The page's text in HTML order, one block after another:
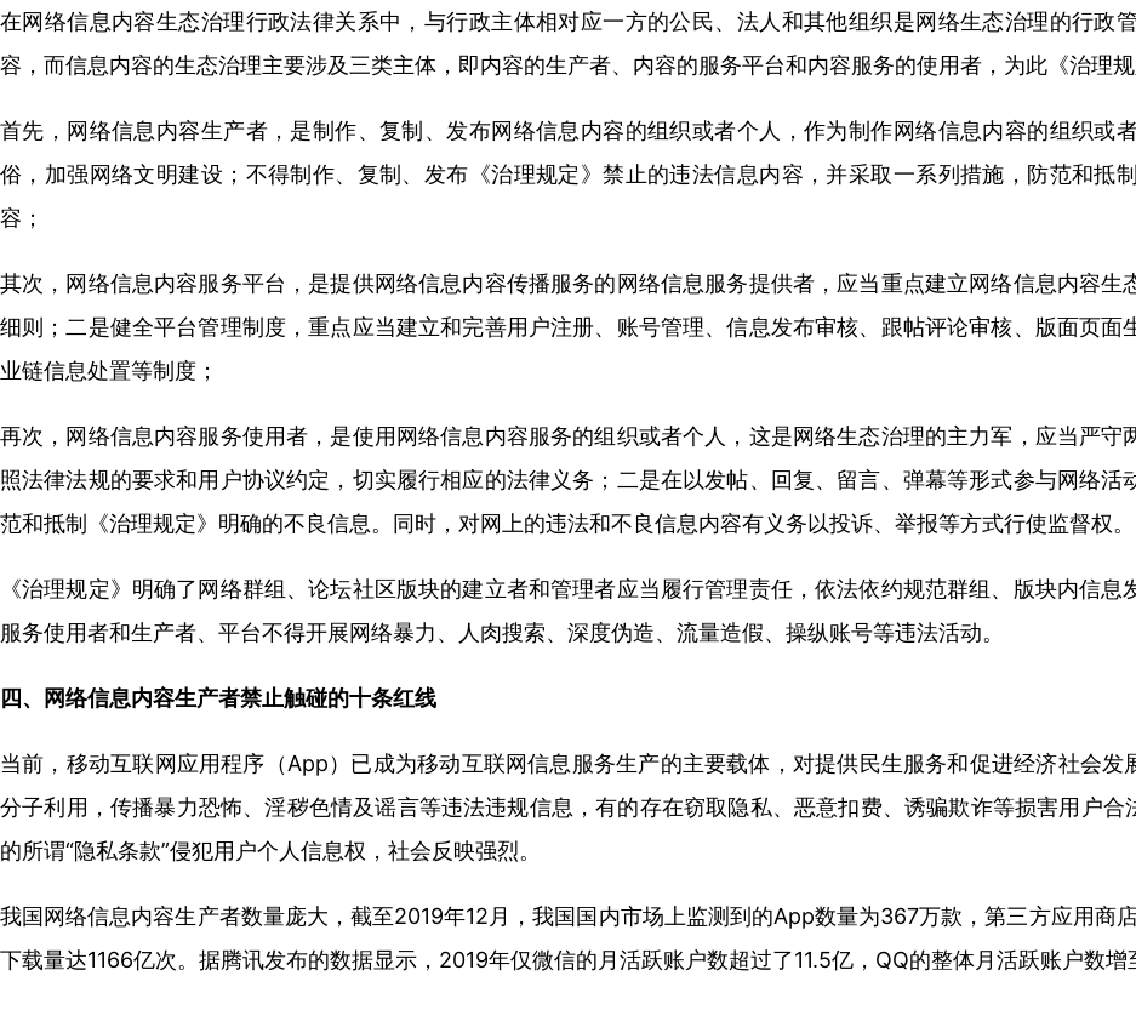
在网络信息内容生态治理行政法律关系中，与行政主体相对应一方的公民、法人和其他组织是网络生态治理的行政
容，而信息内容的生态治理主要涉及三类主体，即内容的生产者、内容的服务平台和内容服务的使用者，为此《治理
首先，网络信息内容生产者，是制作、复制、发布网络信息内容的组织或者个人，作为制作网络信息内容的组织或
俗，加强网络文明建设；不得制作、复制、发布《治理规定》禁止的违法信息内容，并采取一系列措施，防范和抵
容；
其次，网络信息内容服务平台，是提供网络信息内容传播服务的网络信息服务提供者，应当重点建立网络信息内容
细则；二是健全平台管理制度，重点应当建立和完善用户注册、账号管理、信息发布审核、跟帖评论审核、版面页
业链信息处置等制度；
再次，网络信息内容服务使用者，是使用网络信息内容服务的组织或者个人，这是网络生态治理的主力军，应当严
照法律法规的要求和用户协议约定，切实履行相应的法律义务；二是在以发帖、回复、留言、弹幕等形式参与网络
范和抵制《治理规定》明确的不良信息。同时，对网上的违法和不良信息内容有义务以投诉、举报等方式行使监督权。
《治理规定》明确了网络群组、论坛社区版块的建立者和管理者应当履行管理责任，依法依约规范群组、版块内信
服务使用者和生产者、平台不得开展网络暴力、人肉搜索、深度伪造、流量造假、操纵账号等违法活动。
四、网络信息内容生产者禁止触碰的十条红线
当前，移动互联网应用程序（App）已成为移动互联网信息服务生产的主要载体，对提供民生服务和促进经济社会
分子利用，传播暴力恐怖、淫秽色情及谣言等违法违规信息，有的存在窃取隐私、恶意扣费、诱骗欺诈等损害用户
的所谓“隐私条款”侵犯用户个人信息权，社会反映强烈。
我国网络信息内容生产者数量庞大，截至2019年12月，我国国内市场上监测到的App数量为367万款，第三方应用商
下载量达1166亿次。据腾讯发布的数据显示，2019年仅微信的月活跃账户数超过了11.5亿，QQ的整体月活跃账户数